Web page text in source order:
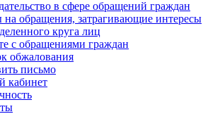
в сфере обращений граждан
на обращения, затрагивающие интересы
круга лиц
с обращениями граждан
обжалования
письмо
кабинет